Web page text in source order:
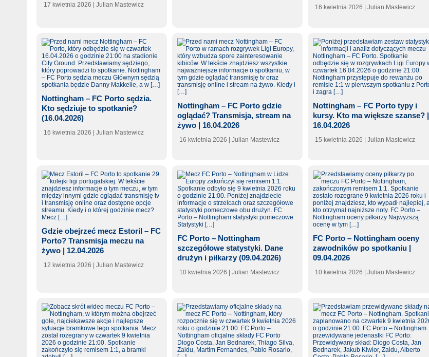
17 kwietnia 2026 | Julian Mastewicz 16 kwietnia 2026 | Julian Mastewicz
Nottingham – FC Porto sędzia.
Kto sędziuje to spotkanie?
(16.04.2026)
16 kwietnia 2026 | Julian Mastewicz
Nottingham – FC Porto gdzie
oglądać? Transmisja, stream na
żywo | 16.04.2026
16 kwietnia 2026 | Julian Mastewicz
Nottingham – FC Porto typy i
kursy. Kto ma większe szanse? |
16.04.2026
15 kwietnia 2026 | Julian Mastewicz
Gdzie obejrzeć mecz Estoril – FC
Porto? Transmisja meczu na
żywo | 12.04.2026
12 kwietnia 2026 | Julian Mastewicz
FC Porto – Nottingham
szczegółowe statystyki. Dane
drużyn i piłkarzy (09.04.2026)
10 kwietnia 2026 | Julian Mastewicz
FC Porto – Nottingham oceny
zawodników po spotkaniu |
09.04.2026
10 kwietnia 2026 | Julian Mastewicz